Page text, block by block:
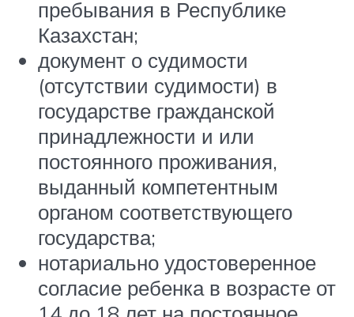
пребывания в Республике
Казахстан;
документ о судимости
(отсутствии судимости) в
государстве гражданской
принадлежности и или
постоянного проживания,
выданный компетентным
органом соответствующего
государства;
нотариально удостоверенное
согласие ребенка в возрасте от